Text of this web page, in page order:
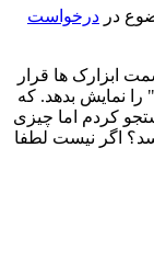
در درخواست
ابزارک ها قرار
نمایش بدهد. که
کردم اما چیزی
اگر نیست لطفا